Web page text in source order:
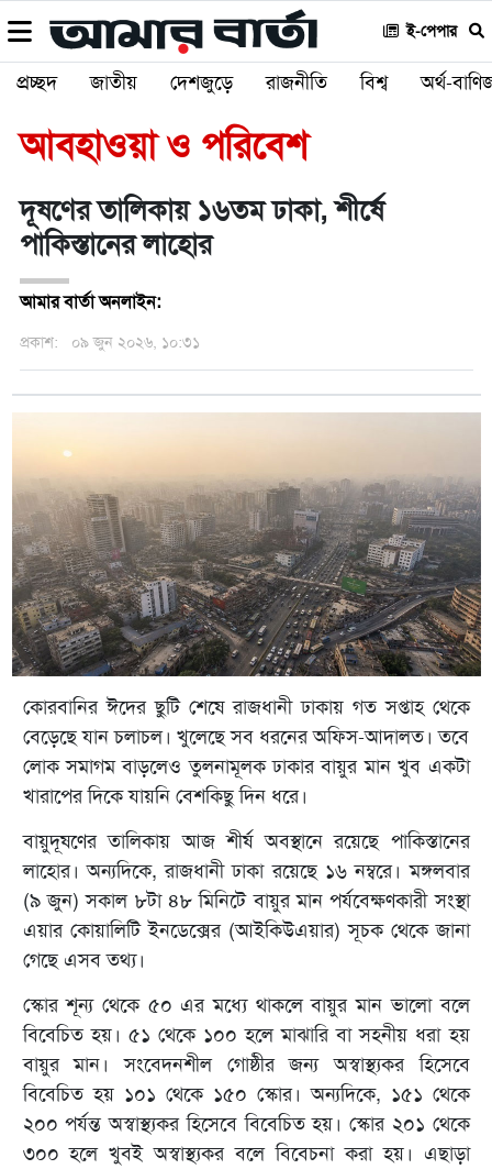
ই-পেপার
প্রচ্ছদ জাতীয় দেশজুড়ে রাজনীতি বিশ্ব অর্থ-
আবহাওয়া ও পরিবেশ
দূষণের তালিকায় ১৬তম ঢাকা, শীর্ষে
পাকিস্তানের লাহোর
আমার বার্তা অনলাইন:
প্রকাশ: ০৯ জুন ২০২৬, ১০:৩১
কোরবানির ঈদের ছুটি শেষে রাজধানী ঢাকায় গত সপ্তাহ থেকে
বেড়েছে যান চলাচল। খুলেছে সব ধরনের অফিস-আদালত। তবে
লোক সমাগম বাড়লেও তুলনামূলক ঢাকার বায়ুর মান খুব একটা
খারাপের দিকে যায়নি বেশকিছু দিন ধরে।
বায়ুদূষণের তালিকায় আজ শীর্ষ অবস্থানে রয়েছে পাকিস্তানের
লাহোর। অন্যদিকে, রাজধানী ঢাকা রয়েছে ১৬ নম্বরে। মঙ্গলবার
(৯ জুন) সকাল ৮টা ৪৮ মিনিটে বায়ুর মান পর্যবেক্ষণকারী সংস্থা
এয়ার কোয়ালিটি ইনডেক্সের (আইকিউএয়ার) সূচক থেকে জানা
গেছে এসব তথ্য।
স্কোর শূন্য থেকে ৫০ এর মধ্যে থাকলে বায়ুর মান ভালো বলে
বিবেচিত হয়। ৫১ থেকে ১০০ হলে মাঝারি বা সহনীয় ধরা হয়
বায়ুর মান। সংবেদনশীল গোষ্ঠীর জন্য অস্বাস্থ্যকর হিসেবে
বিবেচিত হয় ১০১ থেকে ১৫০ স্কোর। অন্যদিকে, ১৫১ থেকে
২০০ পর্যন্ত অস্বাস্থ্যকর হিসেবে বিবেচিত হয়। স্কোর ২০১ থেকে
৩০০ হলে খুবই অস্বাস্থ্যকর বলে বিবেচনা করা হয়। এছাড়া